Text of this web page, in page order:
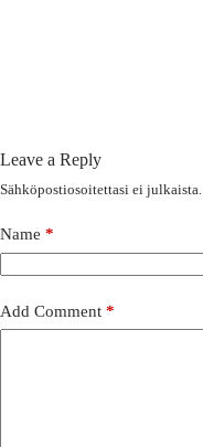
Leave a Reply
Sähköpostiosoitettasi ei julkaista.
Name *
Add Comment *